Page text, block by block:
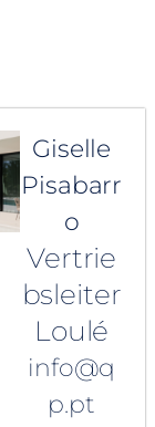
Giselle
Pisabarr
o
Vertrie
bsleiter
Loulé
info@q
p.pt